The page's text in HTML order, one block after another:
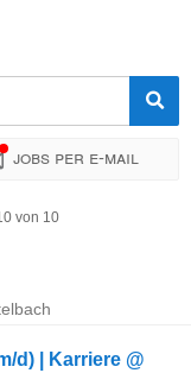
Jobs per e-mail
von 10
d) | Karriere @